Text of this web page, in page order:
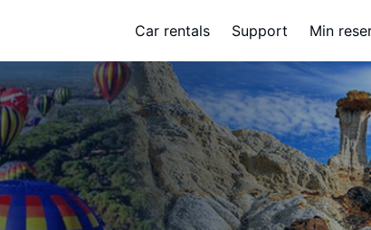
Car rentals Support Min